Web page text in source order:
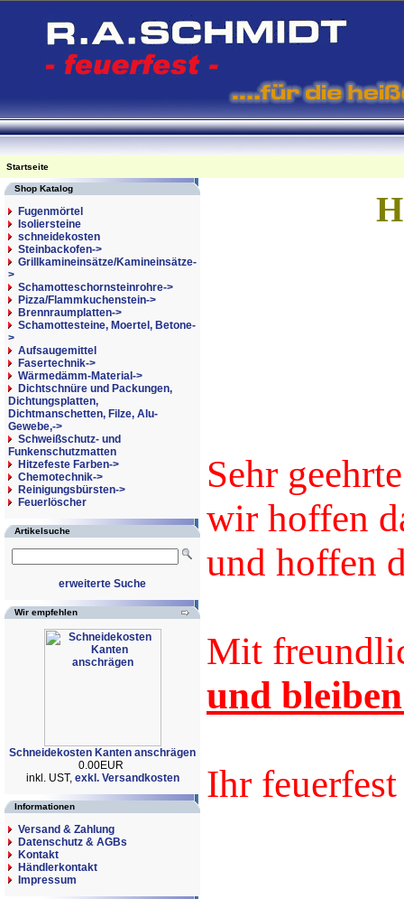
Startseite
Shop Katalog
Fugenmörtel
Isoliersteine
schneidekosten
Steinbackofen->
Grillkamineinsätze/Kamineinsätze-
>
Schamotteschornsteinrohre->
Pizza/Flammkuchenstein->
Brennraumplatten->
Schamottesteine, Moertel, Betone-
>
Aufsaugemittel
Fasertechnik->
Wärmedämm-Material->
Dichtschnüre und Packungen,
Dichtungsplatten,
Dichtmanschetten, Filze, Alu-
Gewebe,->
Schweißschutz- und
Funkenschutzmatten
Hitzefeste Farben->
Chemotechnik->
Reinigungsbürsten->
Feuerlöscher
Artikelsuche
erweiterte Suche
Wir empfehlen
Schneidekosten Kanten anschrägen
0.00EUR
inkl. UST, exkl. Versandkosten
Informationen
Versand & Zahlung
Datenschutz & AGBs
Kontakt
Händlerkontakt
Impressum
Sehr
wir hoffen
und hoffen
Mit
und
Ihr feuerfest